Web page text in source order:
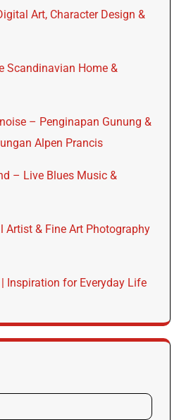
Art, Character Design &
Scandinavian Home &
– Penginapan Gunung &
Alpen Prancis
– Live Blues Music &
Artist & Fine Art Photography
Inspiration for Everyday Life